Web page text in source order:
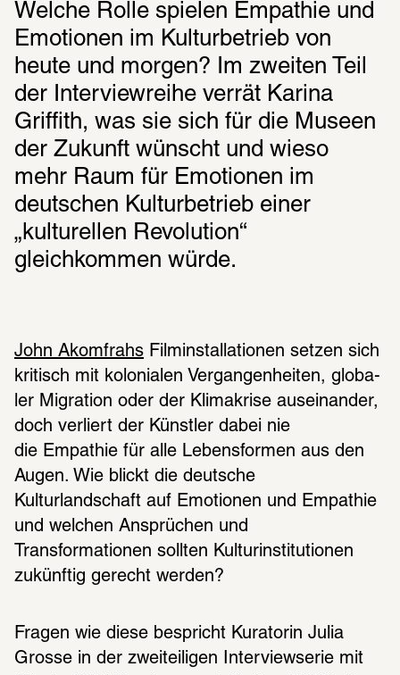
Welche Rolle spielen Empathie und
Emotionen im Kulturbetrieb von
heute und morgen? Im zweiten Teil
der Interviewreihe verrät Karina
Griffith, was sie sich für die Museen
der Zukunft wünscht und wieso
mehr Raum für Emotionen im
deutschen Kulturbetrieb einer
„kulturellen Revolution“
gleichkommen würde.
John Akomfrahs Filminstallationen setzen sich
kritisch mit kolo­nia­len Vergan­gen­hei­ten, globa­
ler Migra­tion oder der Klima­krise ausein­an­der,
doch verliert der Künstler dabei nie
die Empathie für alle Lebensformen aus den
Augen. Wie blickt die deutsche
Kulturlandschaft auf Emotionen und Empathie
und welchen Ansprüchen und
Transformationen sollten Kulturinstitutionen
zukünftig gerecht werden?
Fragen wie diese bespricht Kuratorin Julia
Grosse in der zweiteiligen Interviewserie mit